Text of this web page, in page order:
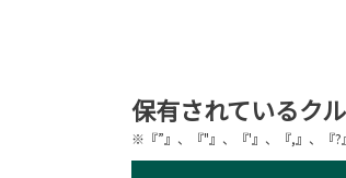
保有されているク
※『”』、『"』、『'』、『,』、『?